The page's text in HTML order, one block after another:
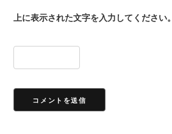
上に表示された文字を入力してください。